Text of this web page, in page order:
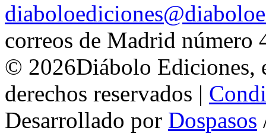
correos de Madrid número
© 2026Diábolo Ediciones,
derechos reservados |
Desarrollado por Dospasos